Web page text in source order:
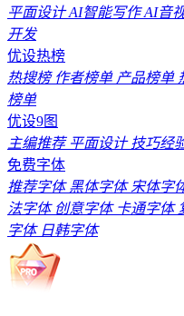
平面设计AI智能写作AI音
开发
优设热榜
热搜榜作者榜单产品榜单
榜单
优设9图
主编推荐平面设计技巧经
免费字体
推荐字体黑体字体宋体字
法字体创意字体卡通字体
字体日韩字体